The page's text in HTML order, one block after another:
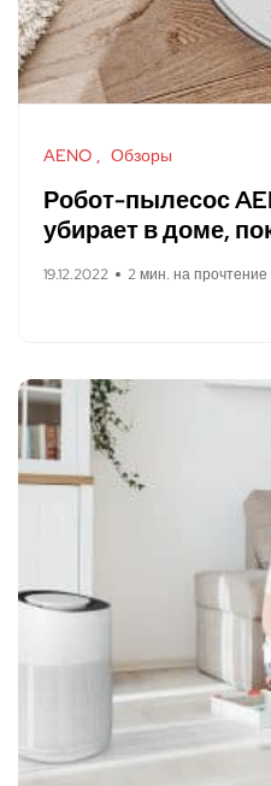
AENO Обзоры
Робот-пылесос
убирает в доме,
19.12.2022 2 мин. на прочтение